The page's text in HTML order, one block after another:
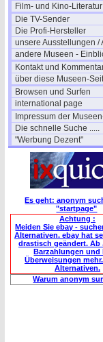
Film- und Kino-Literatur
Die TV-Sender
Die Profi-Hersteller
unsere Ausstellungen /
andere Museen -
Kontakt und
über diese Museen-
Browsen und Surfen
international page
Impressum der
Die schnelle Suche .....
"Werbung Dezent"
Es geht: anonym
"startpage"
Achtung :
Meiden Sie ebay -
Alternativen. ebay hat
drastisch geändert. Ab
Barzahlungen und
Überweisungen
Alternativen.
Warum anonym